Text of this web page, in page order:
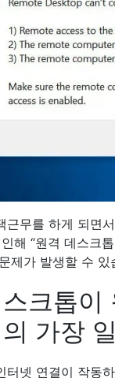
근무를 하게 되면
해 “원격 데스크
제가 발생할 수 있
크톱
가장
터넷 연결이 작동